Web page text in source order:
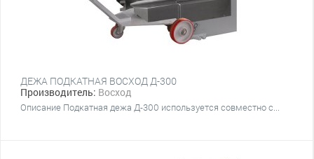
ДЕЖА ПОДКАТНАЯ ВОСХОД Д-300
Производитель: Восход
Описание Подкатная дежа Д-300 используется совместно с...